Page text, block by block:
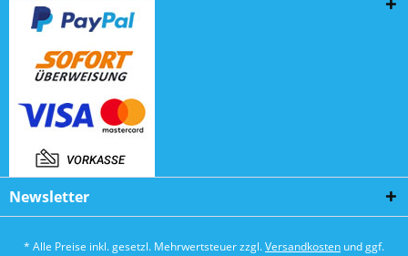
Newsletter
* Alle Preise inkl. gesetzl. Mehrwertsteuer zzgl.Versandkosten und ggf.